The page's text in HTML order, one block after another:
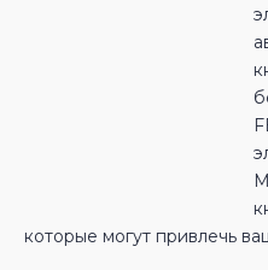
которые могут привлечь